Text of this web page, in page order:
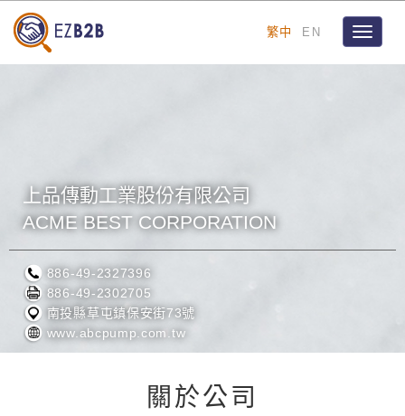
繁中 EN
Toggle
上品傳動工業股份有限公司
ACME BEST CORPORATION
886-49-2327396
886-49-2302705
南投縣草屯鎮保安街73號
www.abcpump.com.tw
關於公司